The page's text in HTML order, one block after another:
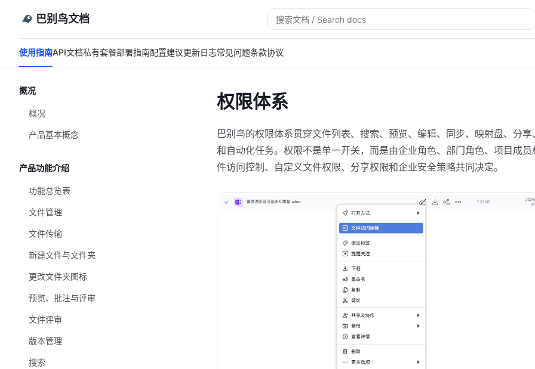
巴别鸟文档
搜
索
使用指南API文档私有套餐部署指南配置建议更新日志常见问题条款协议
概况
概况
产品基本概念
产品功能介绍
功能总览表
文件管理
文件传输
新建文件与文件夹
更改文件夹图标
预览、批注与评审
文件评审
版本管理
搜索
权限体系
巴别鸟的权限体系贯穿文件列表、搜索、预览、编辑、同步、映射盘、分
和自动化任务。权限不是单一开关，而是由企业角色、部门角色、项目成员
件访问控制、自定义文件权限、分享权限和企业安全策略共同决定。